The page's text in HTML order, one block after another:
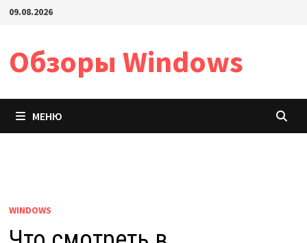
Перейти
содержимому
09.08.2026
Обзоры Windows
МЕНЮ
WINDOWS